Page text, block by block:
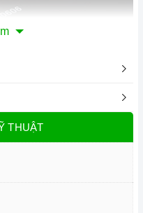
kiệm điện năng.
THUẬT